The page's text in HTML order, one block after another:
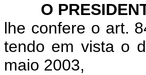
O
lhe confere o art.
tendo em vista o
maio 2003,